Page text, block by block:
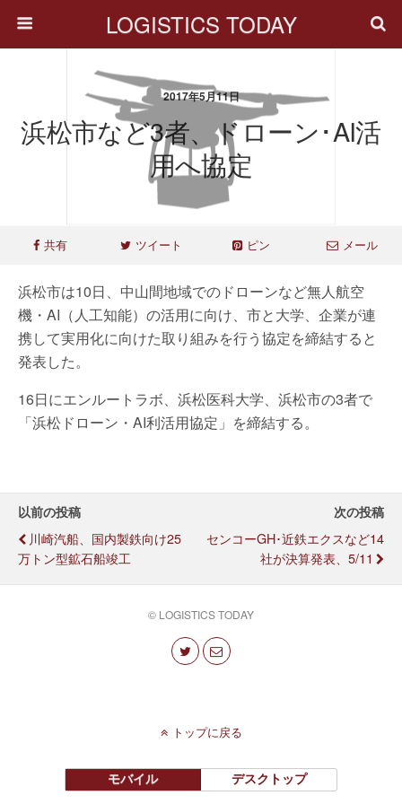
LOGISTICS TODAY
2017年5月11日
浜松市など3者、ドローン･AI活
用へ協定
共有 ツイート ピン メール
浜松市は10日、中山間地域でのドローンなど無人航空
機・AI（人工知能）の活用に向け、市と大学、企業が連
携して実用化に向けた取り組みを行う協定を締結すると
発表した。
16日にエンルートラボ、浜松医科大学、浜松市の3者で
「浜松ドローン・AI利活用協定」を締結する。
以前の投稿
川崎汽船、国内製鉄向け25
万トン型鉱石船竣工
次の投稿
センコーGH･近鉄エクスなど14
社が決算発表、5/11
© LOGISTICS TODAY
トップに戻る
モバイル デスクトップ